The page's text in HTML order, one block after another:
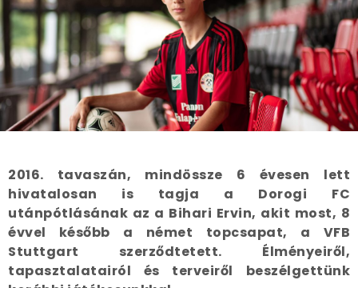
2016. tavaszán, mindössze 6 évesen lett
hivatalosan is tagja a Dorogi FC
utánpótlásának az a Bihari Ervin, akit most, 8
évvel később a német topcsapat, a VFB
Stuttgart szerződtetett. Élményeiről,
tapasztalatairól és terveiről beszélgettünk